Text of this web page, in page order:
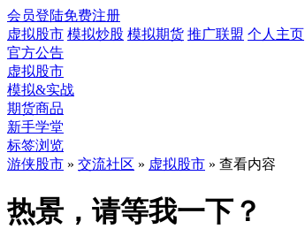
会员登陆免费注册
虚拟股市 模拟炒股 模拟期货 推广联盟 个人主页
官方公告
虚拟股市
模拟&实战
期货商品
新手学堂
标签浏览
游侠股市 » 交流社区 » 虚拟股市 » 查看内容
热景，请等我一下？